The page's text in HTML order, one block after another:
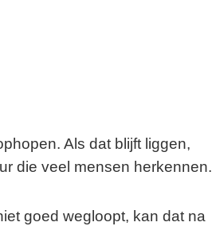
Als dat blijft liggen,
die veel mensen herkennen.
goed wegloopt, kan dat na